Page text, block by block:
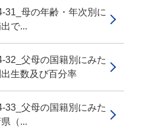
31_母の年齢・年次別に
で...
32_父母の国籍別にみた
生数及び百分率
33_父母の国籍別にみた
（...